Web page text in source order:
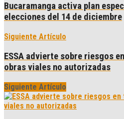
Bucaramanga activa plan
elecciones del 14 de diciembre
Siguiente Artículo
ESSA advierte sobre riesgos
obras viales no autorizadas
Siguiente Artículo